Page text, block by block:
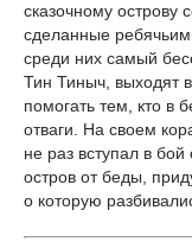
сказочному острову
сделанные
среди них самый
Тин Тиныч, выходят
помогать тем, кто в
отваги. На своем
не раз вступал в
остров от беды,
о которую